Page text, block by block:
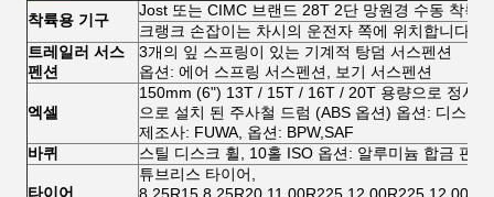
착륙용 기구
Jost 또는 CIMC 브랜드 28T 2단 망원경 수동 착륙
크랭크 손잡이는 차시의 운전자 쪽에 위치합니다.
트레일러 서스
펜션
3개의 잎 스프링이 있는 기계적 탕덤 서스펜션
옵션: 에어 스프링 서스펜션, 보기 서스펜션
엑셀
150mm (6") 13T / 15T / 16T / 20T 용량으로 정사
으로 설치 된 주사철 드럼 (ABS 옵션) 옵션: 디스크
제조사: FUWA, 옵션: BPW,SAF
바퀴
스틸 디스크 휠, 10홀 ISO 옵션: 알루미늄 합금 판
타이어
튜브리스 타이어,